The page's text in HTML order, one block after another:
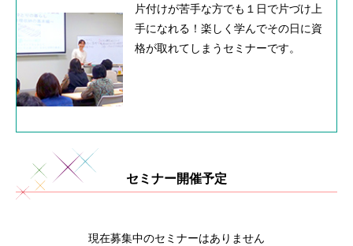
片付けが苦手な方でも１日で片づけ上
手になれる！楽しく学んでその日に資
格が取れてしまうセミナーです。
セミナー開催予定
現在募集中のセミナーはありません